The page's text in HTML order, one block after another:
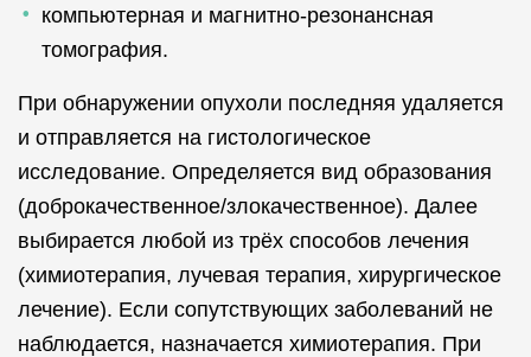
компьютерная и магнитно-резонансная
томография.
При обнаружении опухоли последняя удаляется
и отправляется на гистологическое
исследование. Определяется вид образования
(доброкачественное/злокачественное). Далее
выбирается любой из трёх способов лечения
(химиотерапия, лучевая терапия, хирургическое
лечение). Если сопутствующих заболеваний не
наблюдается, назначается химиотерапия. При